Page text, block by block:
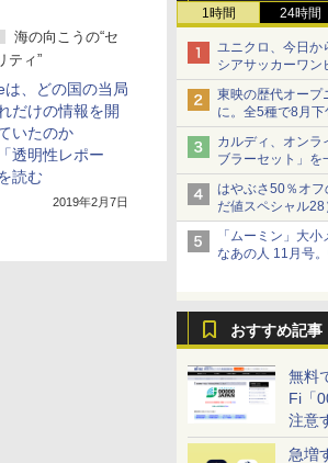
1時間 24時間
ユニクロ、今日か
シアサッカーワン
ショーツは1990
東映の歴代オープ
に。全5種で8月下
カルディ、オンラ
ブラーセット」を
当選無効分
はやぶさ50％オ
だ値スペシャル
ねっと限定
「ムーミン」大
なあの人 11月号
おすすめ記事
無料
Fi「
注意
急増
海の向こうの“セ
ティ”
は、どの国の当局
だけの情報を開
いたのか
明性レポー
読む
2019年2月7日